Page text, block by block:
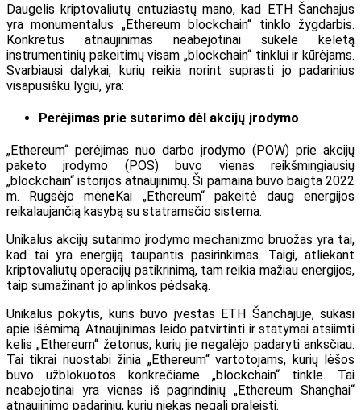
Daugelis kriptovaliutų entuziastų mano, kad ETH Šanchajus
yra monumentalus „Ethereum blockchain“ tinklo žygdarbis.
Konkretus atnaujinimas neabejotinai sukėlė keletą
instrumentinių pakeitimų visam „blockchain“ tinklui ir kūrėjams.
Svarbiausi dalykai, kurių reikia norint suprasti jo padarinius
visapusišku lygiu, yra:
Perėjimas prie sutarimo dėl akcijų įrodymo
„Ethereum“ perėjimas nuo darbo įrodymo (POW) prie akcijų
paketo įrodymo (POS) buvo vienas reikšmingiausių
„blockchain“ istorijos atnaujinimų. Ši pamaina buvo baigta 2022
m. Rugsėjo mėneKai „Ethereum“ pakeitė daug energijos
reikalaujančią kasybą su statramsčio sistema.
Unikalus akcijų sutarimo įrodymo mechanizmo bruožas yra tai,
kad tai yra energiją taupantis pasirinkimas. Taigi, atliekant
kriptovaliutų operacijų patikrinimą, tam reikia mažiau energijos,
taip sumažinant jo aplinkos pėdsaką.
Unikalus pokytis, kuris buvo įvestas ETH Šanchajuje, sukasi
apie išėmimą. Atnaujinimas leido patvirtinti ir statymai atsiimti
kelis „Ethereum“ žetonus, kurių jie negalėjo padaryti anksčiau.
Tai tikrai nuostabi žinia „Ethereum“ vartotojams, kurių lėšos
buvo užblokuotos konkrečiame „blockchain“ tinkle. Tai
neabejotinai yra vienas iš pagrindinių „Ethereum Shanghai“
atnaujinimo padarinių, kurių niekas negali praleisti.